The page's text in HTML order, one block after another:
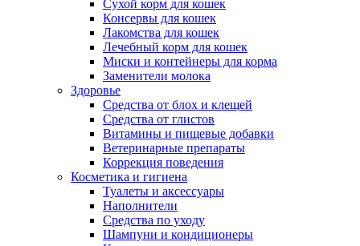
Сухой корм для кошек
Консервы для кошек
Лакомства для кошек
Лечебный корм для кошек
Миски и контейнеры для корма
Заменители молока
Здоровье
Средства от блох и клещей
Средства от глистов
Витамины и пищевые добавки
Ветеринарные препараты
Коррекция поведения
Косметика и гигиена
Туалеты и аксессуары
Наполнители
Средства по уходу
Шампуни и кондиционеры